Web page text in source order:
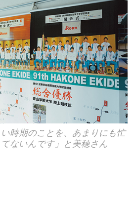
い時期のことを、あまりにも忙
ないんです」と美穂さん